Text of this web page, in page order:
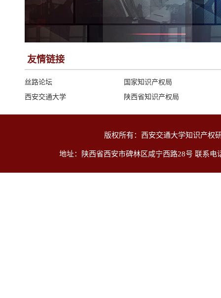
当地时间2026年4月18-19日，2026 具身认知国际研讨会
孙那副教授带领学生受邀参加商标侵权纠
2026-04-17
友情链接
丝路论坛
国家知识产权局
西安交通大学
陕西省知识产权局
版权所有：西安交通大学知识产权
地址：陕西省西安市碑林区咸宁西路28号 联系